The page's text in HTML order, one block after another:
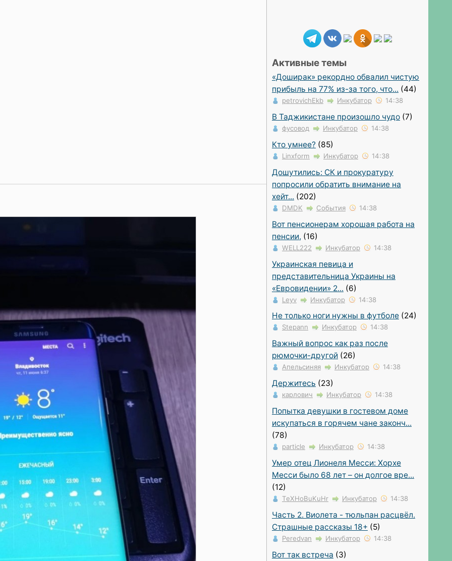
Активные темы
«Доширак» рекордно обвалил чистую
прибыль на 77% из-за того, что... (44)
petrovichEkb Инкубатор 14:38
В Таджикистане произошло чудо (7)
фусовод Инкубатор 14:38
Кто умнее? (85)
Linxform Инкубатор 14:38
Дошутились: СК и прокуратуру
попросили обратить внимание на
хейт... (202)
DMDK События 14:38
Вот пенсионерам хорошая работа на
пенсии, (16)
WELL222 Инкубатор 14:38
Украинская певица и
представительница Украины на
«Евровидении» 2... (6)
Leyv Инкубатор 14:38
Не только ноги нужны в футболе (24)
Stepann Инкубатор 14:38
Важный вопрос как раз после
рюмочки-другой (26)
Апельсиняя Инкубатор 14:38
Держитесь (23)
карлович Инкубатор 14:38
Попытка девушки в гостевом доме
искупаться в горячем чане законч...
(78)
particle Инкубатор 14:38
Умер отец Лионеля Месси: Хорхе
Месси было 68 лет – он долгое вре...
(12)
TeXHoBuKuHr Инкубатор 14:38
Часть 2. Виолета - тюльпан расцвёл.
Страшные рассказы 18+ (5)
Peredvan Инкубатор 14:38
Вот так встреча (3)